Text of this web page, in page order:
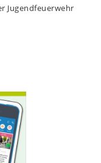
Jugendfeuerwehr